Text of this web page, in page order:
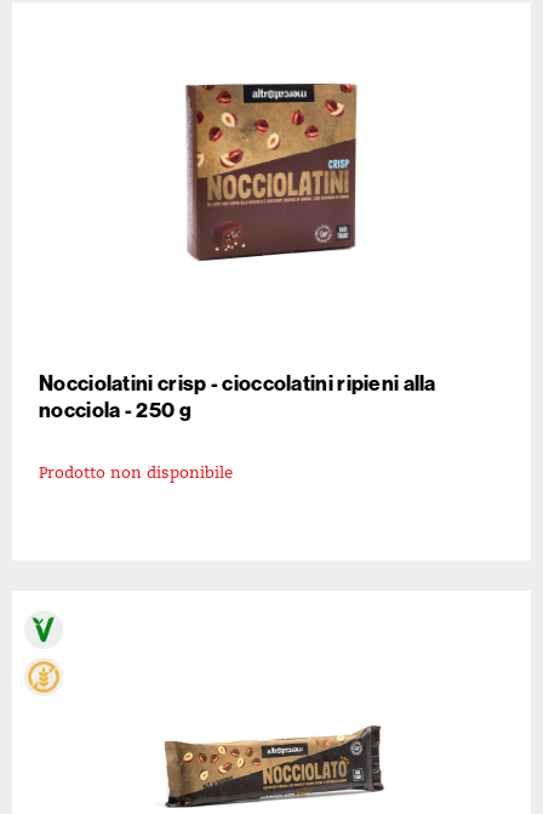
Nocciolatini crisp - cioccolatini ripieni alla
nocciola - 250 g
Prodotto non disponibile